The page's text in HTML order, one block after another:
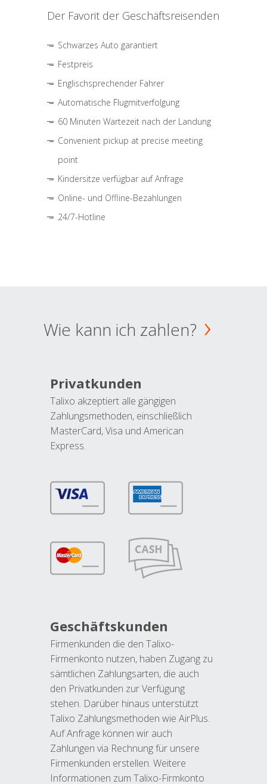
Der Favorit der Geschäftsreisenden
Schwarzes Auto garantiert
Festpreis
Englischsprechender Fahrer
Automatische Flugmitverfolgung
60 Minuten Wartezeit nach der Landung
Convenient pickup at precise meeting
point
Kindersitze verfügbar auf Anfrage
Online- und Offline-Bezahlungen
24/7-Hotline
Wie kann ich zahlen?
Privatkunden
Talixo akzeptiert alle gängigen
Zahlungsmethoden, einschließlich
MasterCard, Visa und American
Express.
Geschäftskunden
Firmenkunden die den Talixo-
Firmenkonto nutzen, haben Zugang zu
sämtlichen Zahlungsarten, die auch
den Privatkunden zur Verfügung
stehen. Darüber hinaus unterstützt
Talixo Zahlungsmethoden wie AirPlus.
Auf Anfrage können wir auch
Zahlungen via Rechnung für unsere
Firmenkunden erstellen. Weitere
Informationen zum Talixo-Firmkonto